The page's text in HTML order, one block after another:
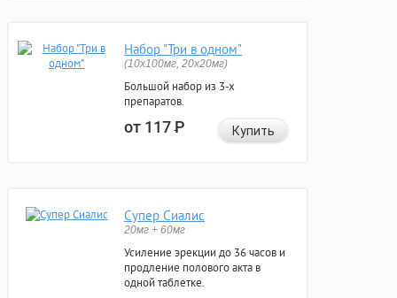
Набор "Три в одном"
(10x100мг, 20x20мг)
Большой набор из 3-х
препаратов.
от 117Р Купить
Супер Сиалис
20мг + 60мг
Усиление эрекции до 36 часов и
продление полового акта в
одной таблетке.